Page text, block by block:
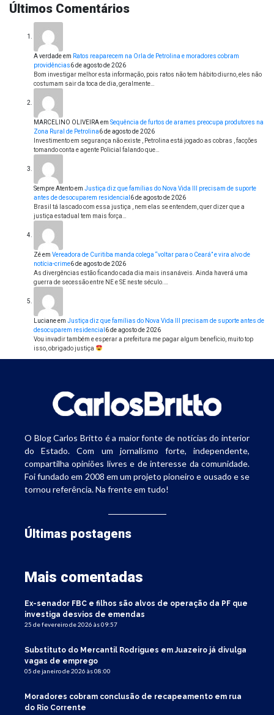
Últimos Comentários
A verdadeem Ratos reaparecem na Orla de Petrolina e moradores cobram
providências6 de agosto de 2026
Bom investigar melhor esta informação, pois ratos não tem hábito diurno, eles não
costumam sair da toca de dia, geralmente…
MARCELINO OLIVEIRAem Sequência de furtos de arames preocupa produtores na
Zona Rural de Petrolina6 de agosto de 2026
Investimento em segurança não existe , Petrolina está jogado as cobras , facções
tomando conta e agente Policial falando que…
Sempre Atentoem Justiça diz que famílias do Nova Vida III precisam de suporte
antes de desocuparem residencial 6 de agosto de 2026
Brasil tá lascado com essa justiça , nem elas se entendem, quer dizer que a
justiça estadual tem mais força…
Zéem Vereadora de Curitiba manda colega “voltar para o Ceará” e vira alvo de
notícia-crime6 de agosto de 2026
As divergências estão ficando cada dia mais insanáveis. Ainda haverá uma
guerra de secessão entre NE e SE neste século.…
Lucianeem Justiça diz que famílias do Nova Vida III precisam de suporte antes de
desocuparem residencial 6 de agosto de 2026
Vou invadir também e esperar a prefeitura me pagar algum benefício, muito top
isso, obrigado justiça
O Blog Carlos Britto é a maior fonte de notícias do interior
do Estado. Com um jornalismo forte, independente,
compartilha opiniões livres e de interesse da comunidade.
Foi fundado em 2008 em um projeto pioneiro e ousado e se
tornou referência. Na frente em tudo!
Últimas postagens
Mais comentadas
Ex-senador FBC e filhos são alvos de operação da PF que
investiga desvios de emendas
25 de fevereiro de 2026 às 09:57
Substituto do Mercantil Rodrigues em Juazeiro já divulga
vagas de emprego
05 de janeiro de 2026 às 08:00
Moradores cobram conclusão de recapeamento em rua
do Rio Corrente